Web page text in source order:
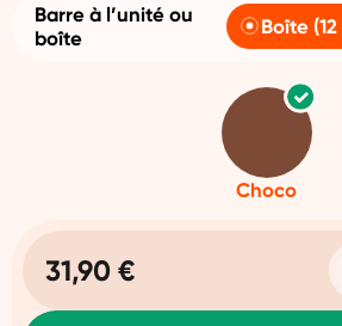
Choco
Barre à l’unité ou
boîte
Boîte
31,90 €